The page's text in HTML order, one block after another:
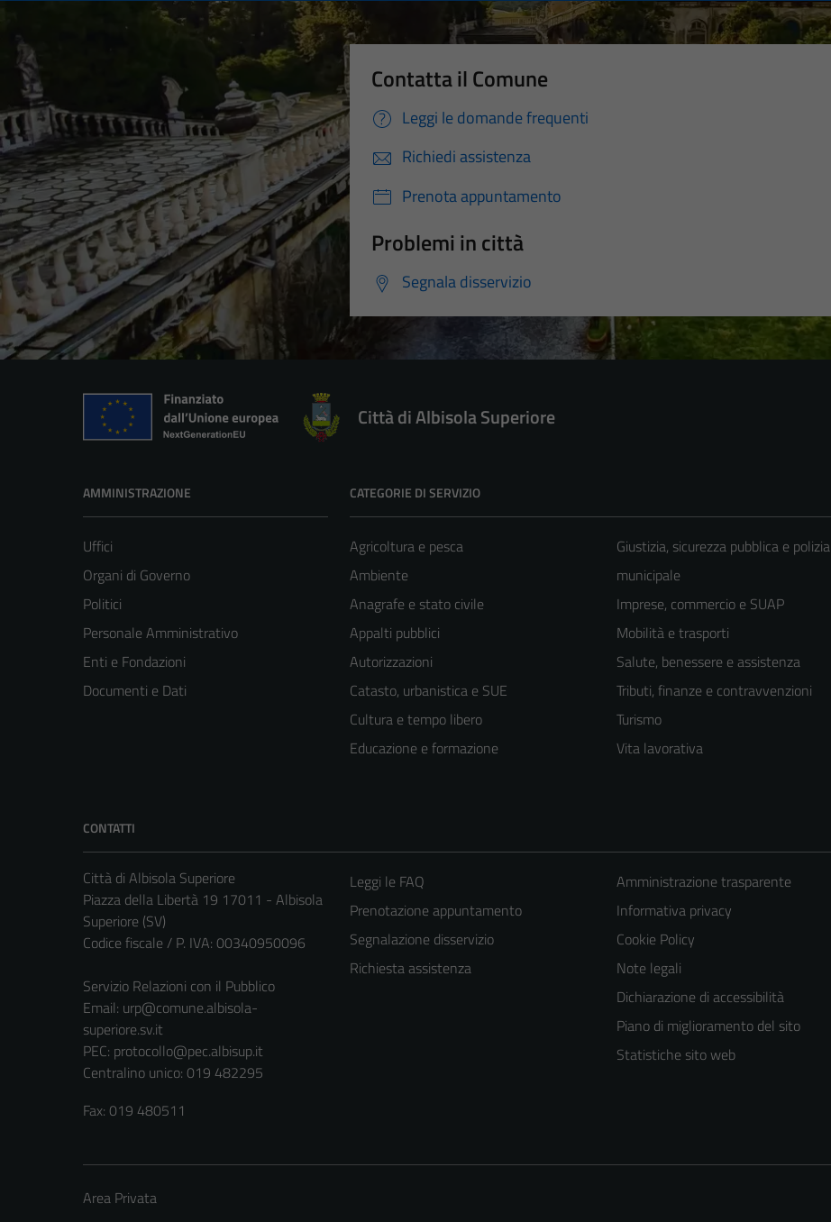
Contatta il Comune
Leggi le domande frequenti
Richiedi assistenza
Prenota appuntamento
Problemi in città
Segnala disservizio
Città di Albisola Superiore
AMMINISTRAZIONE
Uffici
Organi di Governo
Politici
Personale Amministrativo
Enti e Fondazioni
Documenti e Dati
CATEGORIE DI SERVIZIO
Agricoltura e pesca
Ambiente
Anagrafe e stato civile
Appalti pubblici
Autorizzazioni
Catasto, urbanistica e SUE
Cultura e tempo libero
Educazione e formazione
Giustizia, sicurezza pubblica e polizia
municipale
Imprese, commercio e SUAP
Mobilità e trasporti
Salute, benessere e assistenza
Tributi, finanze e contravvenzioni
Turismo
Vita lavorativa
CONTATTI
Città di Albisola Superiore
Piazza della Libertà 19 17011 - Albisola
Superiore (SV)
Codice fiscale / P. IVA: 00340950096
Servizio Relazioni con il Pubblico
Email: urp@comune.albisola-
superiore.sv.it
PEC: protocollo@pec.albisup.it
Centralino unico: 019 482295
Fax: 019 480511
Leggi le FAQ
Prenotazione appuntamento
Segnalazione disservizio
Richiesta assistenza
Amministrazione trasparente
Informativa privacy
Cookie Policy
Note legali
Dichiarazione di accessibilità
Piano di miglioramento del sito
Statistiche sito web
Area Privata
Questi cookie
del sito e non